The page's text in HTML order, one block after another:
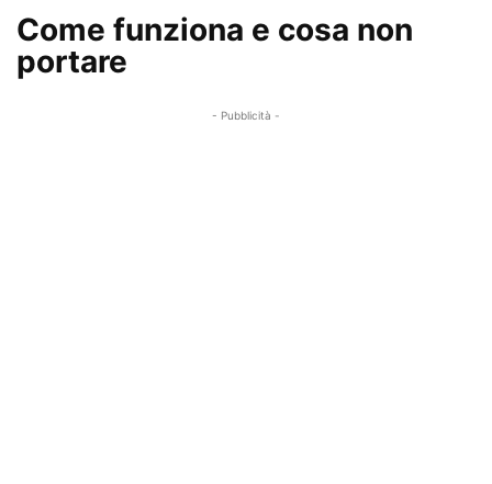
Come funziona e cosa non
portare
- Pubblicità -